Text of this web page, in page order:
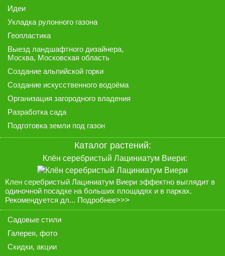
Идеи
Укладка рулонного газона
Геопластика
Выезд ландшафтного дизайнера,
Москва, Московская область
Создание альпийской горки
Создание искусственного водоёма
Организация загородного владения
Разработка сада
Подготовка земли под газон
Каталог растений:
Клён серебристый Лациниатум Виери:
Клен серебристый Лациниатум Виери эффектно выглядит в
одиночной посадке на больших площадях и в парках.
Рекомендуется дл... Подробнее>>>
Садовые стили
Галерея, фото
Скидки, акции